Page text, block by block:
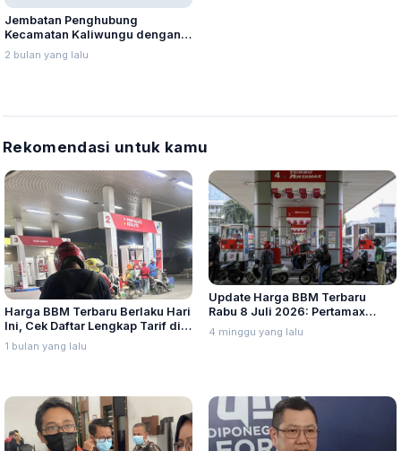
Jembatan Penghubung
Kecamatan Kaliwungu dengan
Brangsong Putus dan Hanyut
Diterjang Banjir Sungai Waridin
2 bulan yang lalu
Rekomendasi untuk kamu
Harga BBM Terbaru Berlaku Hari
Ini, Cek Daftar Lengkap Tarif di
Seluruh Indonesia
1 bulan yang lalu
Update Harga BBM Terbaru
Rabu 8 Juli 2026: Pertamax
Turbo, Dexlite, dan Pertamina
Dex Turun
4 minggu yang lalu